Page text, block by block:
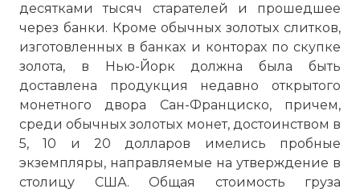
десятками тысяч старателей и прошедшее
через банки. Кроме обычных золотых слитков,
изготовленных в банках и конторах по скупке
золота, в Нью-Йорк должна была быть
доставлена продукция недавно открытого
монетного двора Сан-Франциско, причем,
среди обычных золотых монет, достоинством в
5, 10 и 20 долларов имелись пробные
экземпляры, направляемые на утверждение в
столицу США. Общая стоимость груза